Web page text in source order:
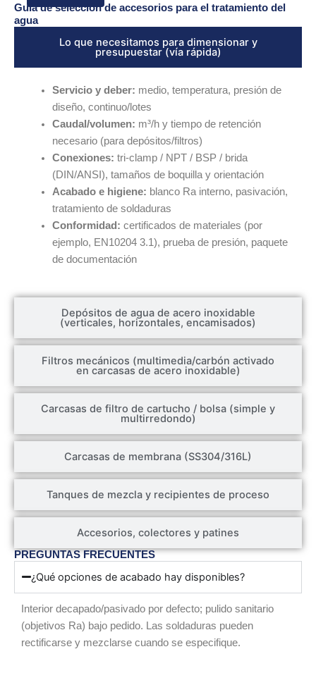
Guía de selección de accesorios para el tratamiento del
agua
Lo que necesitamos para dimensionar y
presupuestar (vía rápida)
Depósitos de agua de acero inoxidable
(verticales, horizontales, encamisados)
Filtros mecánicos (multimedia/carbón activado
en carcasas de acero inoxidable)
Carcasas de filtro de cartucho / bolsa (simple y
multirredondo)
Carcasas de membrana (SS304/316L)
Tanques de mezcla y recipientes de proceso
Accesorios, colectores y patines
Servicio y deber: medio, temperatura, presión de
diseño, continuo/lotes
Caudal/volumen: m³/h y tiempo de retención
necesario (para depósitos/filtros)
Conexiones: tri-clamp / NPT / BSP / brida
(DIN/ANSI), tamaños de boquilla y orientación
Acabado e higiene: blanco Ra interno, pasivación,
tratamiento de soldaduras
Conformidad: certificados de materiales (por
ejemplo, EN10204 3.1), prueba de presión, paquete
de documentación
PREGUNTAS FRECUENTES
¿Qué opciones de acabado hay disponibles?
Interior decapado/pasivado por defecto; pulido sanitario
(objetivos Ra) bajo pedido. Las soldaduras pueden
rectificarse y mezclarse cuando se especifique.